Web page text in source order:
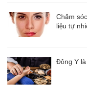
Chăm
liệu tự
Đông Y